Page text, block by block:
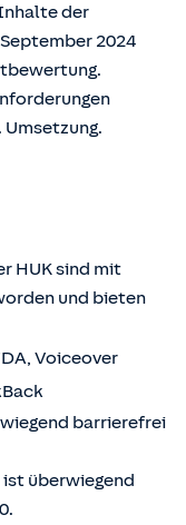
der
2024
HUK sind mit
und bieten
Voiceover
barrierefrei
ist überwiegend